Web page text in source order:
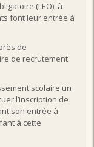
(LEO), à
font leur entrée à
de
de recrutement
scolaire un
l’inscription de
son entrée à
à cette